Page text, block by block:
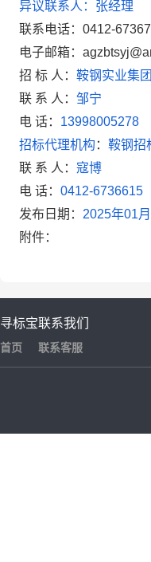
异议联系人：张经理
联系电话： 0412-
电子邮箱：
招 标 人： 鞍钢实业集
联 系 人： 邹宁
电 话： 13998005278
招标代理机构 ： 鞍钢招
联 系 人： 寇博
电 话： 0412-6736615
发布日期： 2025年01月
附件：
寻标宝
首页
联系我们
联系客服